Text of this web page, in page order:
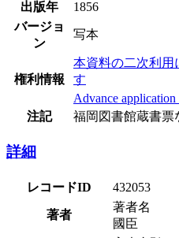
出版年
1856
バージョ
ン
写本
権利情報
本資料の二次利用
す
Advance application
注記
福岡図書館蔵書票
詳細
レコードID 432053
著者
著者名
國臣